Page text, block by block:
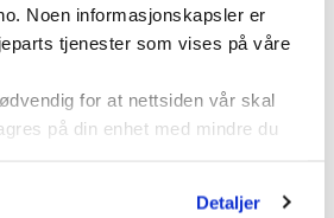
Noen informasjonskapsler er
tjenester som vises på våre
for at nettsiden vår skal
på din enhet med mindre du
Detaljer
lede, styre
tilgang til
rom (F2)